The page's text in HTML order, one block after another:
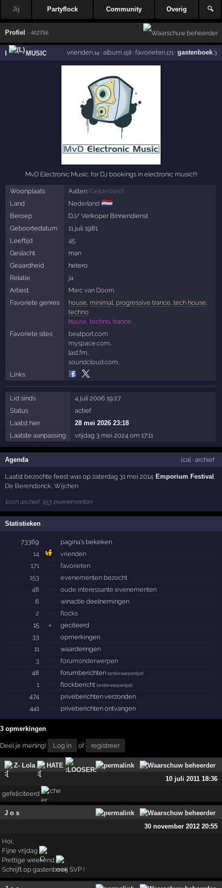
Jij Partyflock Community Overig 🔍
Profiel · 402756
I MUSIC vrienden,14· album ,158· favorieten,171· gastenboek,3
MvD Electronic Music: for DJ bookings in electronic music!!!
Woonplaats Aalten (Gelderland)
Land
Nederland 🇳🇱
Beroep
DJ/ Verkoper Binnendienst
Geboortedatum
11 juli 1981
Leeftijd
45
Geslacht
man
Geaardheid
hetero
Relatie
ja
Artiest
Marc van Doorn
Favoriete genres
house minimal progressive trance tech house
techno
house, techno, trance
Favoriete sites
beatport.com
myspace.com…
last.fm…
soundcloud.com…
Links
Lid sinds
4 juli 2006 19:27
Status
actief
Laatst hier
28 mei 2026 23:18
Laatste aanpassing
vrijdag 3 mei 2024 om 17:11
Agenda ical · archief
Laatst bezochte feest was op zaterdag 31 mei 2014: Emporium Festival ,
De Berendonck,Wijchen
toon archief, 153 evenementen
Statistieken
73369 ·
pagina's bekeken
14
vrienden
171
·
favorieten
153
·
evenementen bezocht
48
·
oude interessante evenementen
6
·
winactie deelnemingen
2
·
flocks
15
×
geciteerd
33
·
opmerkingen
11
·
waarderingen
3
·
forumonderwerpen
48
· forumberichten(onderwerpenlijst)
1 · flockbericht(onderwerpenlijst)
474 ·
privéberichten verzonden
441
· privéberichten ontvangen
3 opmerkingen
Deel je mening! Log in of registreer
Z- Lola
HATE
10 juli 2011 18:36
gefeliciteerd
J o s
30 november 2012 20:55
Hoi,
Fijne vrijdag
Prettige weekend
Schrijft op gastenboek SVP !